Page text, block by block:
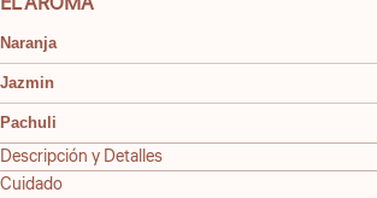
Naranja
Jazmin
Pachuli
Descripción y Detalles
Cuidado